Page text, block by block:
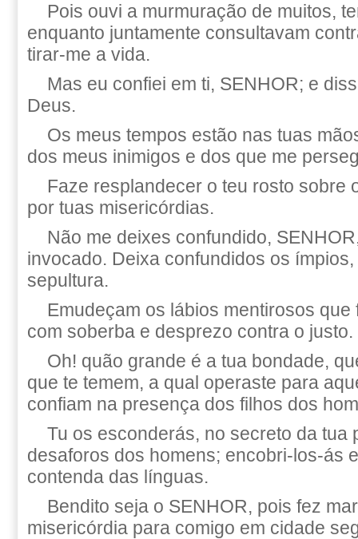
Pois ouvi a murmuração de muitos,
enquanto juntamente consultavam
tirar-me a vida.
Mas eu confiei em ti, SENHOR; e
Deus.
Os meus tempos estão nas tuas
dos meus inimigos e dos que me
Faze resplandecer o teu rosto sobre
por tuas misericórdias.
Não me deixes confundido,
invocado. Deixa confundidos os
sepultura.
Emudeçam os lábios mentirosos
com soberba e desprezo contra o justo.
Oh! quão grande é a tua bondade,
que te temem, a qual operaste para
confiam na presença dos filhos dos
Tu os esconderás, no secreto da tua
desaforos dos homens; encobri-los-ás
contenda das línguas.
Bendito seja o SENHOR, pois fez
misericórdia para comigo em cidade